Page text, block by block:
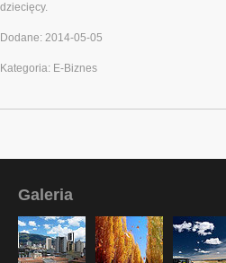
dziecięcy.
Dodane: 2014-05-05
Kategoria: E-Biznes
Galeria